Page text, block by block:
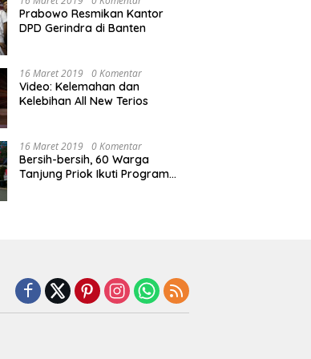
Prabowo Resmikan Kantor
DPD Gerindra di Banten
16 Maret 2019 0 Komentar
Video: Kelemahan dan
Kelebihan All New Terios
16 Maret 2019 0 Komentar
Bersih-bersih, 60 Warga
Tanjung Priok Ikuti Program